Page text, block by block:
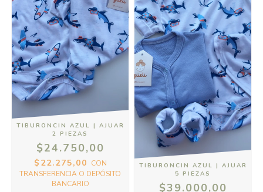
TIBURONCIN AZUL | AJUAR
2 PIEZAS
$24.750,00
$22.275,00 CON
TRANSFERENCIA O DEPÓSITO
BANCARIO
TIBURONCIN AZUL | AJUAR
5 PIEZAS
$39.000,00